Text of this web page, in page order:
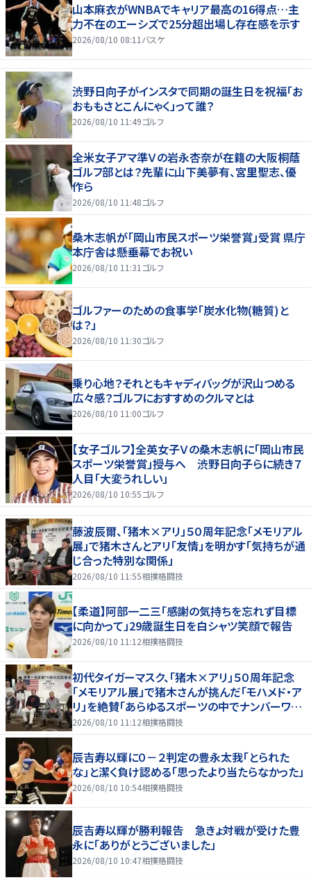
山本麻衣がWNBAでキャリア最高の16得点…主
力不在のエーシズで25分超出場し存在感を示す
2026/08/10 08:11 バスケ
渋野日向子がインスタで同期の誕生日を祝福「お
おももさとこんにゃく」って誰？
2026/08/10 11:49ゴルフ
全米女子アマ準Ｖの岩永杏奈が在籍の大阪桐蔭
ゴルフ部とは？先輩に山下美夢有、宮里聖志、優
作ら
2026/08/10 11:48ゴルフ
桑木志帆が「岡山市民スポーツ栄誉賞」受賞 県庁
本庁舎は懸垂幕でお祝い
2026/08/10 11:31 ゴルフ
ゴルファーのための食事学「炭水化物(糖質)と
は？」
2026/08/10 11:30ゴルフ
乗り心地？それともキャディバッグが沢山つめる
広々感？ゴルフにおすすめのクルマとは
2026/08/10 11:00ゴルフ
【女子ゴルフ】全英女子Ｖの桑木志帆に「岡山市民
スポーツ栄誉賞」授与へ 渋野日向子らに続き７
人目「大変うれしい」
2026/08/10 10:55ゴルフ
藤波辰爾、「猪木×アリ」５０周年記念「メモリアル
展」で猪木さんとアリ「友情」を明かす「気持ちが通
じ合った特別な関係」
2026/08/10 11:55相撲格闘技
【柔道】阿部一二三「感謝の気持ちを忘れず目標
に向かって」29歳誕生日を白シャツ笑顔で報告
2026/08/10 11:12相撲格闘技
初代タイガーマスク、「猪木×アリ」５０周年記念
「メモリアル展」で猪木さんが挑んだ「モハメド・ア
リ」を絶賛「あらゆるスポーツの中でナンバーワン
の存在」
2026/08/10 11:12相撲格闘技
辰吉寿以輝に０－２判定の豊永太我「とられた
な」と潔く負け認める「思ったより当たらなかった」
2026/08/10 10:54相撲格闘技
辰吉寿以輝が勝利報告 急きょ対戦が受けた豊
永に「ありがとうございました」
2026/08/10 10:47相撲格闘技